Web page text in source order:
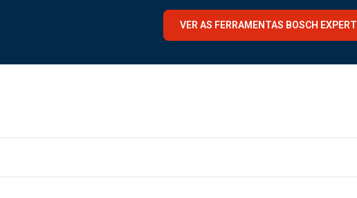
VER AS FERRAMENTAS BOSCH EXPERT